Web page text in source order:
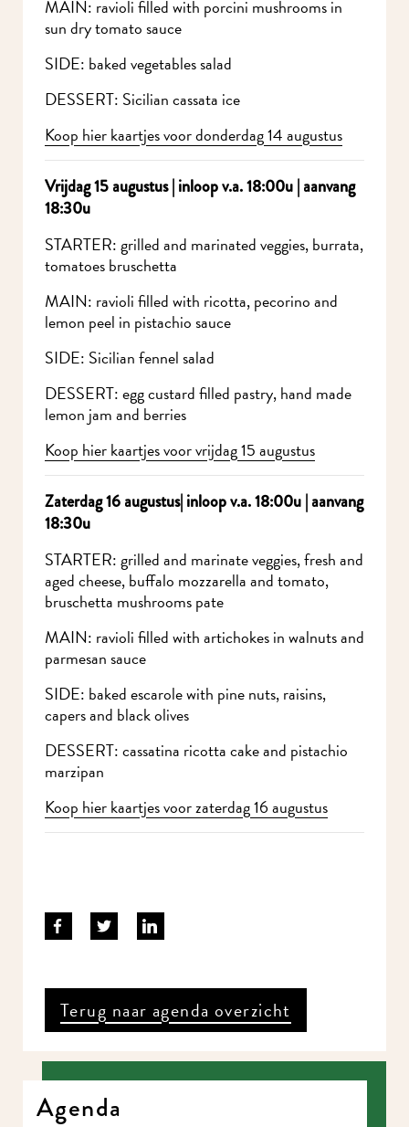
MAIN: ravioli filled with porcini mushrooms in
sun dry tomato sauce
SIDE: baked vegetables salad
DESSERT: Sicilian cassata ice
Koop hier kaartjes voor donderdag 14 augustus
Vrijdag 15 augustus | inloop v.a. 18:00u | aanvang
18:30u
STARTER: grilled and marinated veggies, burrata,
tomatoes bruschetta
MAIN: ravioli filled with ricotta, pecorino and
lemon peel in pistachio sauce
SIDE: Sicilian fennel salad
DESSERT: egg custard filled pastry, hand made
lemon jam and berries
Koop hier kaartjes voor vrijdag 15 augustus
Zaterdag 16 augustus| inloop v.a. 18:00u | aanvang
18:30u
STARTER: grilled and marinate veggies, fresh and
aged cheese, buffalo mozzarella and tomato,
bruschetta mushrooms pate
MAIN: ravioli filled with artichokes in walnuts and
parmesan sauce
SIDE: baked escarole with pine nuts, raisins,
capers and black olives
DESSERT: cassatina ricotta cake and pistachio
marzipan
Koop hier kaartjes voor zaterdag 16 augustus
Terug naar agenda overzicht
Agenda